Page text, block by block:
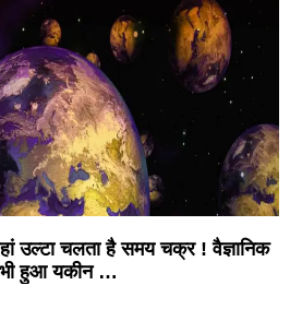
उल्टा चलता है समय चक्र ! वैज्ञानिक
हुआ यकीन …